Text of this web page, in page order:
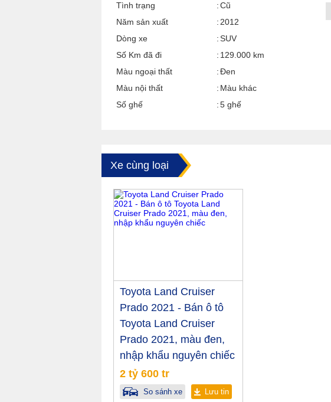
Tình trạng
Cũ
Năm sản xuất
2012
Dòng xe
SUV
Số Km đã đi
129.000 km
Màu ngoại thất
Đen
Màu nội thất
Màu khác
Số ghế
5 ghế
Xe cùng loại
Toyota Land Cruiser
Prado 2021 - Bán ô tô
Toyota Land Cruiser
Prado 2021, màu đen,
nhập khẩu nguyên chiếc
2 tỷ 600 tr
So sánh xe Lưu tin